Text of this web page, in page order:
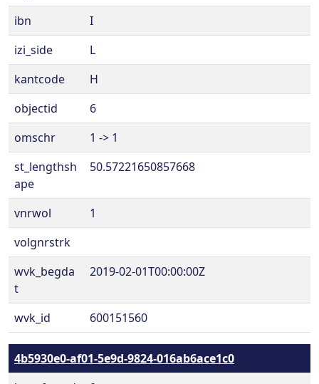
ibn
I
izi_side
L
kantcode
H
objectid
6
omschr
1 -> 1
st_lengthsh
ape
50.57221650857668
vnrwol
1
volgnrstrk
wvk_begda
t
2019-02-01T00:00:00Z
wvk_id 600151560
4b5930e0-af01-5e9d-9824-016ab6ace1c0